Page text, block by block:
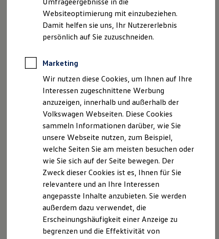
ID. Tutorials
Elektrofahrzeugkonzepte
ID. EVERY1
Reichweite
Rekuperation
Laden unterwegs
Laden Zuhause
Ladestationen finden
Ladezeitensimulator
Batterie
Sicherheit
Nachhaltigkeit
Technologie
Kosten und Kauf
Kaufoptionen
E-Auto-Förderung
Software und Konnektivität
Die ID. Software 6
ID. Software Versionen und Updates
Digitale Extras
Schnittstellen zu Ihrem ID.
Hybridautos
Telefon: 0511 45809-0
Fax: 0511 45809-71
E-Mail:info@gessner-jacobi.de
Geschäftsführung: Heinrich Jacobi, Dagmar Gamp-
Jacobi
USt.-ID: DE 115 773 896
Handelsregister: Amtsgericht Hannover, HRA 17234
Versicherungsvermittlerregister: D-B349-ATH9X-12
Steuernummer: 25/220/55709
Hinweis gemäß § 36
Verbraucherstreitbeilegungsgesetz (VSBG)
Wir sind zur Teilnahme an einem
Streitbeilegungsverfahren bei folgender
Verbraucherschlichtungsstelle bereit:
Allgemeine VerbraucherschlichtungsstelleDEs
Zentrums für Schlichtung e.V.
Straßburger Straße 8
Websiteoptimierung mit einzubeziehen.
Damit helfen sie uns, Ihr Nutzererlebnis
persönlich auf Sie zuzuschneiden.
Marketing
Wir nutzen diese Cookies, um Ihnen auf Ihre
Interessen zugeschnittene Werbung
anzuzeigen, innerhalb und außerhalb der
Volkswagen Webseiten. Diese Cookies
sammeln Informationen darüber, wie Sie
unsere Webseite nutzen, zum Beispiel,
welche Seiten Sie am meisten besuchen oder
wie Sie sich auf der Seite bewegen. Der
Zweck dieser Cookies ist es, Ihnen für Sie
relevantere und an Ihre Interessen
angepasste Inhalte anzubieten. Sie werden
außerdem dazu verwendet, die
Erscheinungshäufigkeit einer Anzeige zu
begrenzen und die Effektivität von